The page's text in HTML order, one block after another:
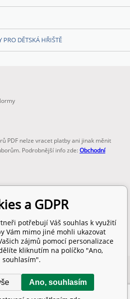
PRO DĚTSKÁ HŘIŠTĚ
PDF nelze vracet platby ani jinak měnit
Podrobnější info zde:Obchodní
stránky dodal BINARGON.cz
a GDPR
potřebují Váš souhlas k využití
Vám mimo jiné mohli ukazovat
zájmů pomocí personalizace
kliknutím na políčko "Ano,
souhlasím".
Ano, souhlasím